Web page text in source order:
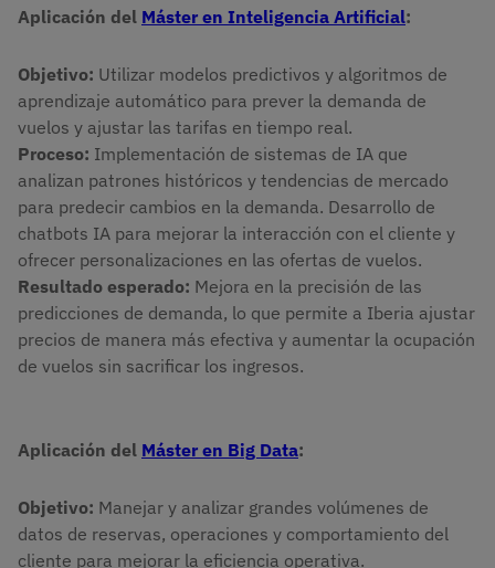
Aplicación del Máster en Inteligencia Artificial:
Objetivo: Utilizar modelos predictivos y algoritmos de
aprendizaje automático para prever la demanda de
vuelos y ajustar las tarifas en tiempo real.
Proceso: Implementación de sistemas de IA que
analizan patrones históricos y tendencias de mercado
para predecir cambios en la demanda. Desarrollo de
chatbots IA para mejorar la interacción con el cliente y
ofrecer personalizaciones en las ofertas de vuelos.
Resultado esperado: Mejora en la precisión de las
predicciones de demanda, lo que permite a Iberia ajustar
precios de manera más efectiva y aumentar la ocupación
de vuelos sin sacrificar los ingresos.
Aplicación del Máster en Big Data:
Objetivo: Manejar y analizar grandes volúmenes de
datos de reservas, operaciones y comportamiento del
cliente para mejorar la eficiencia operativa.